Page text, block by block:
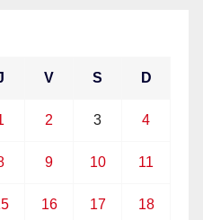
V S D
2 3 4
9 10 11
16 17 18